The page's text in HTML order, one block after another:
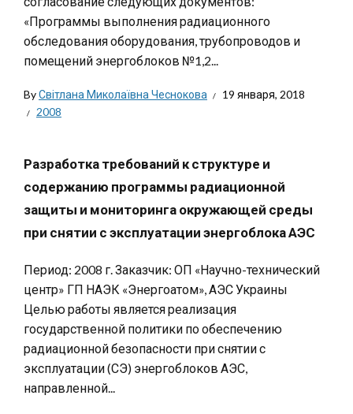
«Программы выполнения радиационного
обследования оборудования, трубопроводов и
помещений энергоблоков №1,2...
ByСвітлана Миколаївна Чеснокова
19 января, 2018
2008
Разработка требований к структуре и
содержанию программы радиационной
защиты и мониторинга окружающей среды
при снятии с эксплуатации энергоблока АЭС
Период: 2008 г. Заказчик: ОП «Научно-технический
центр» ГП НАЭК «Энергоатом», АЭС Украины
Целью работы является реализация
государственной политики по обеспечению
радиационной безопасности при снятии с
эксплуатации (СЭ) энергоблоков АЭС,
направленной...